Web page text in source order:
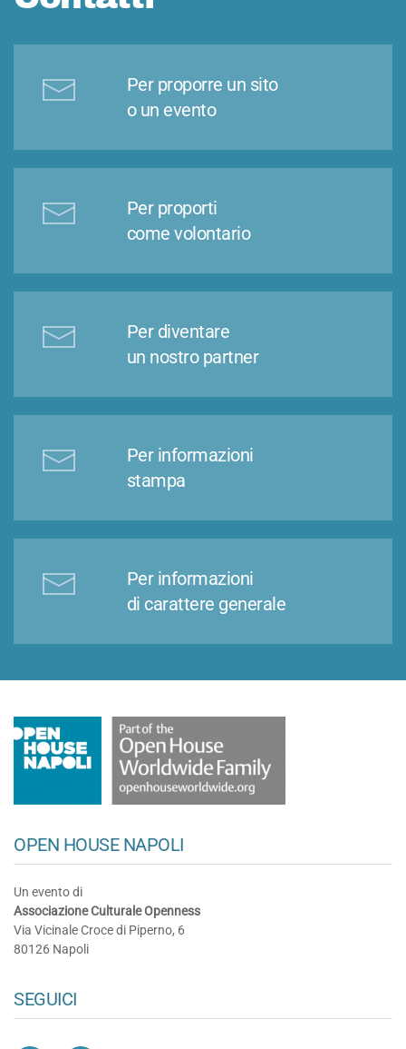
Per proporre un sito
o un evento
Per proporti
come volontario
Per diventare
un nostro partner
Per informazioni
stampa
Per informazioni
di carattere generale
OPEN HOUSE NAPOLI
Un evento di
Associazione Culturale Openness
Via Vicinale Croce di Piperno, 6
80126 Napoli
SEGUICI